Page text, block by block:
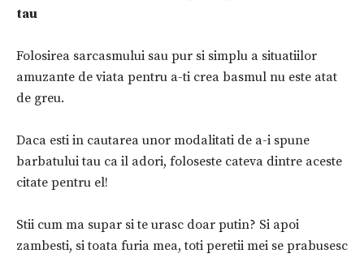
tau
Folosirea sarcasmului sau pur si simplu a situatiilor
amuzante de viata pentru a-ti crea basmul nu este atat
de greu.
Daca esti in cautarea unor modalitati de a-i spune
barbatului tau ca il adori, foloseste cateva dintre aceste
citate pentru el!
Stii cum ma supar si te urasc doar putin? Si apoi
zambesti, si toata furia mea, toti peretii mei se prabusesc